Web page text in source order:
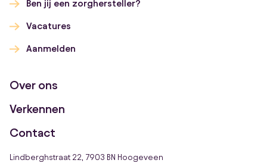
Ben jij een zorghersteller?
Vacatures
Aanmelden
Over ons
Verkennen
Contact
Lindberghstraat 22, 7903 BN Hoogeveen